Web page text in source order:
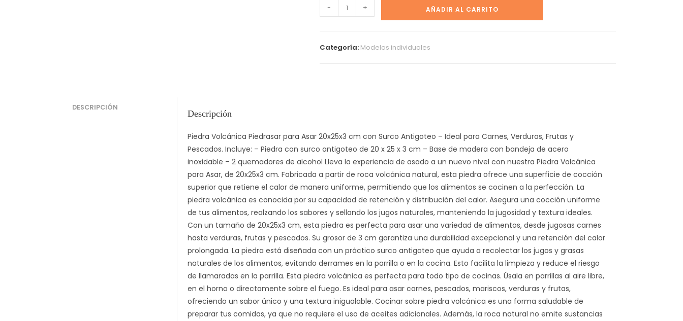
- + AÑADIR AL CARRITO
Categoría: Modelos individuales
DESCRIPCIÓN
Descripción
Piedra Volcánica Piedrasar para Asar 20x25x3 cm con Surco Antigoteo – Ideal para Carnes, Verduras, Frutas y
Pescados. Incluye: – Piedra con surco antigoteo de 20 x 25 x 3 cm – Base de madera con bandeja de acero
inoxidable – 2 quemadores de alcohol Lleva la experiencia de asado a un nuevo nivel con nuestra Piedra Volcánica
para Asar, de 20x25x3 cm. Fabricada a partir de roca volcánica natural, esta piedra ofrece una superficie de cocción
superior que retiene el calor de manera uniforme, permitiendo que los alimentos se cocinen a la perfección. La
piedra volcánica es conocida por su capacidad de retención y distribución del calor. Asegura una cocción uniforme
de tus alimentos, realzando los sabores y sellando los jugos naturales, manteniendo la jugosidad y textura ideales.
Con un tamaño de 20x25x3 cm, esta piedra es perfecta para asar una variedad de alimentos, desde jugosas carnes
hasta verduras, frutas y pescados. Su grosor de 3 cm garantiza una durabilidad excepcional y una retención del calor
prolongada. La piedra está diseñada con un práctico surco antigoteo que ayuda a recolectar los jugos y grasas
naturales de los alimentos, evitando derrames en la parrilla o en la cocina. Esto facilita la limpieza y reduce el riesgo
de llamaradas en la parrilla. Esta piedra volcánica es perfecta para todo tipo de cocinas. Úsala en parrillas al aire libre,
en el horno o directamente sobre el fuego. Es ideal para asar carnes, pescados, mariscos, verduras y frutas,
ofreciendo un sabor único y una textura inigualable. Cocinar sobre piedra volcánica es una forma saludable de
preparar tus comidas, ya que no requiere el uso de aceites adicionales. Además, la roca natural no emite sustancias